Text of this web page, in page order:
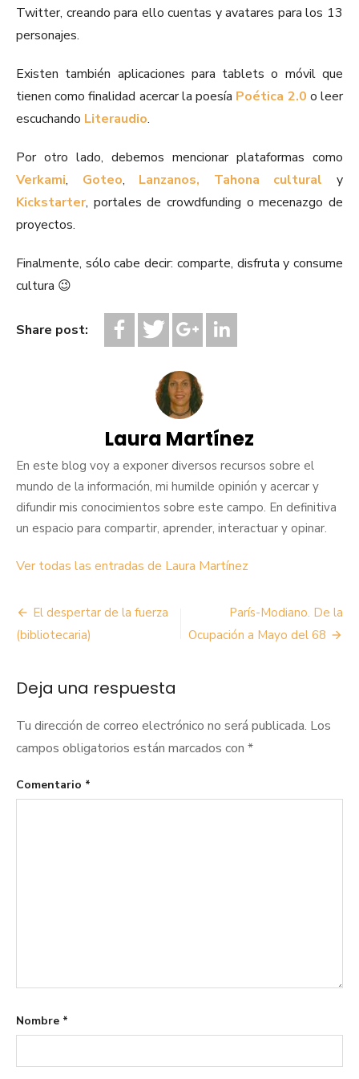
Twitter, creando para ello cuentas y avatares para los 13
personajes.
Existen también aplicaciones para tablets o móvil que
tienen como finalidad acercar la poesía Poética 2.0 o leer
escuchando Literaudio.
Por otro lado, debemos mencionar plataformas como
Verkami, Goteo, Lanzanos, Tahona cultural y
Kickstarter, portales de crowdfunding o mecenazgo de
proyectos.
Finalmente, sólo cabe decir: comparte, disfruta y consume
cultura 😉
Share post:
Laura Martínez
En este blog voy a exponer diversos recursos sobre el
mundo de la información, mi humilde opinión y acercar y
difundir mis conocimientos sobre este campo. En definitiva
un espacio para compartir, aprender, interactuar y opinar.
Ver todas las entradas de Laura Martínez
Navegación
de
El despertar de la fuerza
(bibliotecaria)
París-Modiano. De la
Ocupación a Mayo del 68
Deja una respuesta
Tu dirección de correo electrónico no será publicada. Los
campos obligatorios están marcados con *
Comentario *
Nombre *